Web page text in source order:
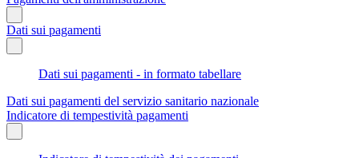
Dati sui pagamenti
Dati sui pagamenti - in formato tabellare
Dati sui pagamenti del servizio sanitario nazionale
Indicatore di tempestività pagamenti